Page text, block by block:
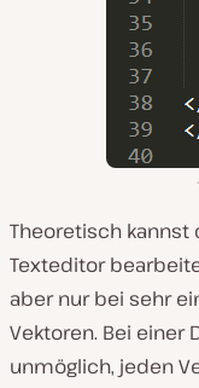
Theoretisch kannst
Texteditor
aber nur bei sehr
Vektoren. Bei einer
unmöglich, jeden